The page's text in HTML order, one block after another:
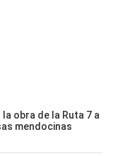
obra de la Ruta 7 a
mendocinas